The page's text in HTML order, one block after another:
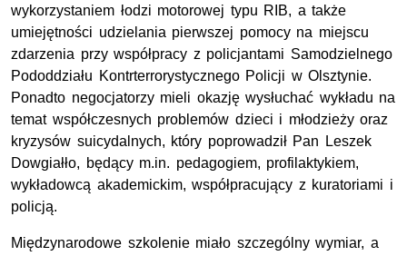
wykorzystaniem łodzi motorowej typu RIB, a także
umiejętności udzielania pierwszej pomocy na miejscu
zdarzenia przy współpracy z policjantami Samodzielnego
Pododdziału Kontrterrorystycznego Policji w Olsztynie.
Ponadto negocjatorzy mieli okazję wysłuchać wykładu na
temat współczesnych problemów dzieci i młodzieży oraz
kryzysów suicydalnych, który poprowadził Pan Leszek
Dowgiałło, będący m.in. pedagogiem, profilaktykiem,
wykładowcą akademickim, współpracujący z kuratoriami i
policją.
Międzynarodowe szkolenie miało szczególny wymiar, a